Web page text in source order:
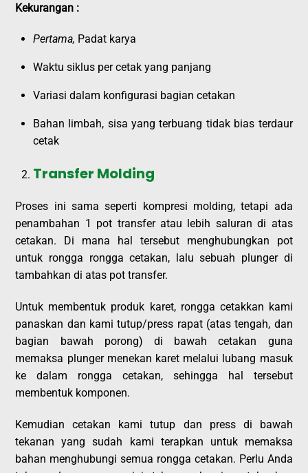
Kekurangan :
Pertama, Padat karya
Waktu siklus per cetak yang panjang
Variasi dalam konfigurasi bagian cetakan
Bahan limbah, sisa yang terbuang tidak bias terdaur
cetak
Transfer Molding
Proses ini sama seperti kompresi molding, tetapi ada
penambahan 1 pot transfer atau lebih saluran di atas
cetakan. Di mana hal tersebut menghubungkan pot
untuk rongga rongga cetakan, lalu sebuah plunger di
tambahkan di atas pot transfer.
Untuk membentuk produk karet, rongga cetakkan kami
panaskan dan kami tutup/press rapat (atas tengah, dan
bagian bawah porong) di bawah cetakan guna
memaksa plunger menekan karet melalui lubang masuk
ke dalam rongga cetakan, sehingga hal tersebut
membentuk komponen.
Kemudian cetakan kami tutup dan press di bawah
tekanan yang sudah kami terapkan untuk memaksa
bahan menghubungi semua rongga cetakan. Perlu Anda